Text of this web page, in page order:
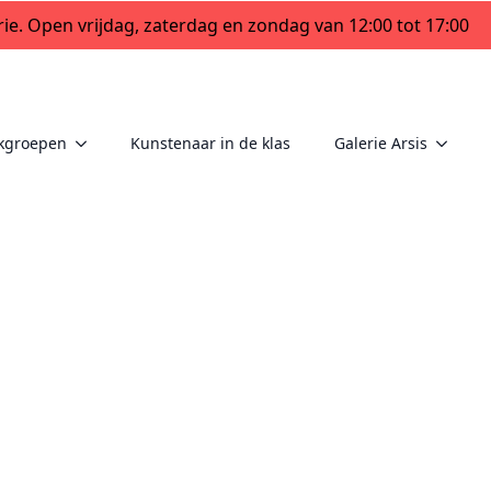
Open vrijdag, zaterdag en zondag van 12:00 tot 17:00
Kunstenaar in de klas Galerie Arsis